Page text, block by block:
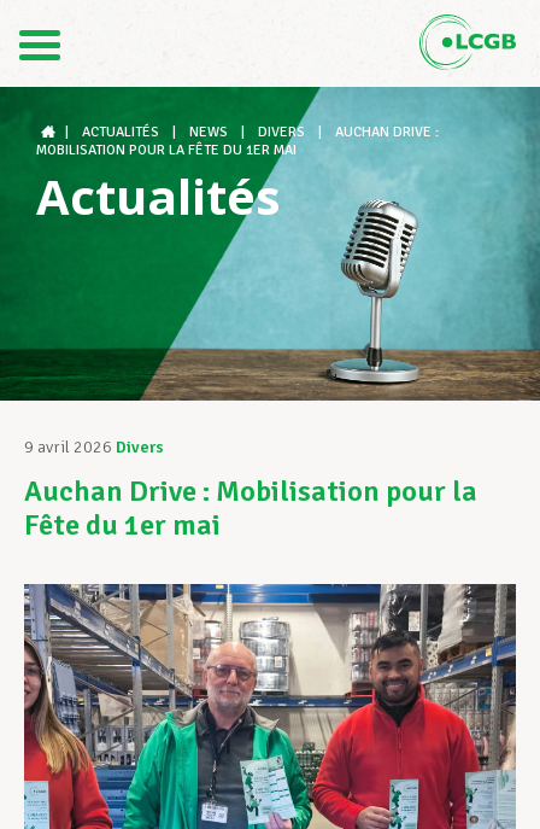
DE
Le LCGB
Structures syndicales
Assistance au Travail
Vos droits
Assistance en vie privée
Développement professionnel
Devenir Membre
ACTUALITÉS NEWS DIVERS
AUCHAN DRIVE :
MOBILISATION POUR LA FÊTE DU 1ER MAI
Actualités
9 avril 2026 Divers
Auchan Drive : Mobilisation pour la
Fête du 1er mai